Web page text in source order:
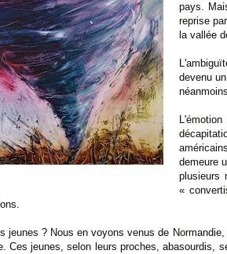
pays.
reprise
la vallée
devenu
demeure
plusieurs
«
jeunes ? Nous en voyons venus de
Ces jeunes, selon leurs proches, abasourdis,